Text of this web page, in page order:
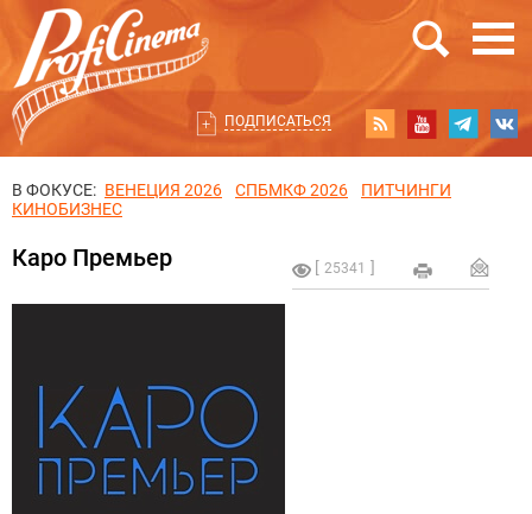
ПОДПИСАТЬСЯ
В ФОКУСЕ: ВЕНЕЦИЯ 2026 СПБМКФ 2026
ПИТЧИНГИ
КИНОБИЗНЕС
25341
Каро Премьер